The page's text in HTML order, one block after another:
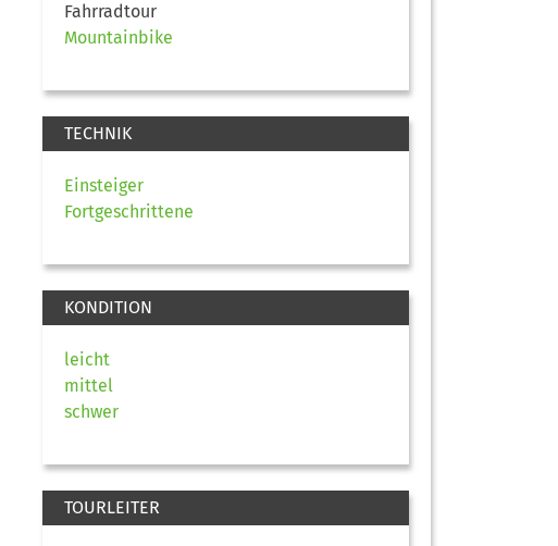
Fahrradtour
Mountainbike
TECHNIK
Einsteiger
Fortgeschrittene
KONDITION
leicht
mittel
schwer
TOURLEITER